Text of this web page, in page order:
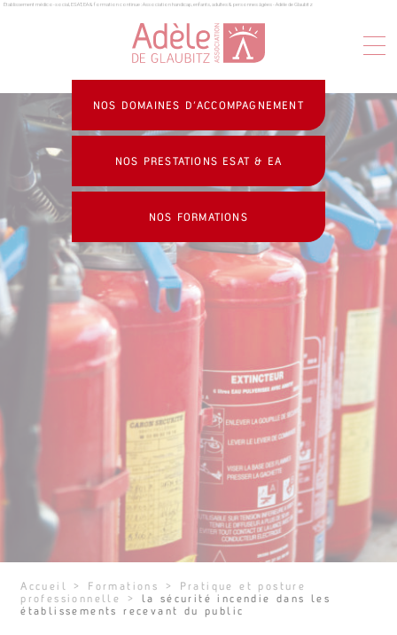
Panneau de gestion des cookies
Établissement médico-social, ESAT, EA & formation continue : Association handicap, enfants, adultes & personnes âgées - Adèle de Glaubitz
NOS DOMAINES D’ACCOMPAGNEMENT
NOS PRESTATIONS ESAT & EA
NOS FORMATIONS
Accueil > Formations >
Pratique et posture
professionnelle
> la sécurité incendie dans les
établissements recevant du public